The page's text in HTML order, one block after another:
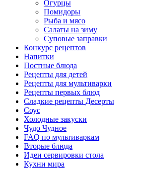
Огурцы
Помидоры
Рыба и мясо
Салаты на зиму
Суповые заправки
Конкурс рецептов
Напитки
Постные блюда
Рецепты для детей
Рецепты для мультиварки
Рецепты первых блюд
Сладкие рецепты Десерты
Соус
Холодные закуски
Чудо Чудное
FAQ по мультиваркам
Вторые блюда
Идеи сервировки стола
Кухни мира